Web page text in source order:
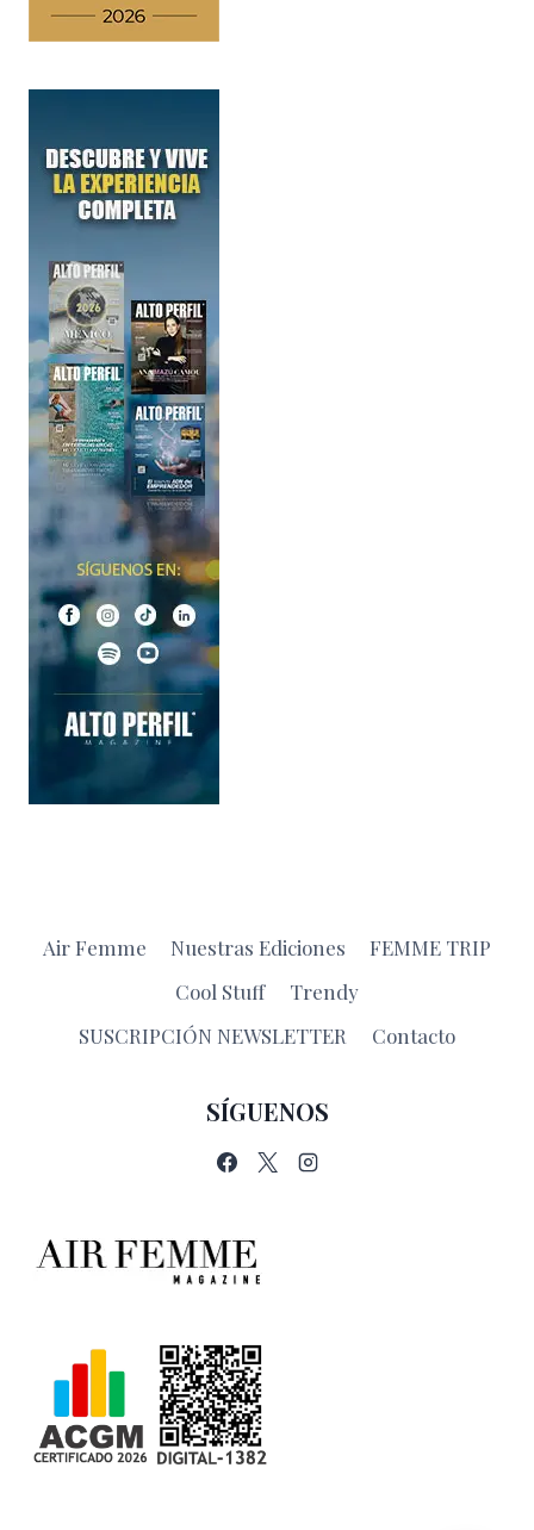
Air Femme Nuestras Ediciones
FEMME TRIP
Cool Stuff
Trendy
SUSCRIPCIÓN NEWSLETTER
Contacto
SÍGUENOS